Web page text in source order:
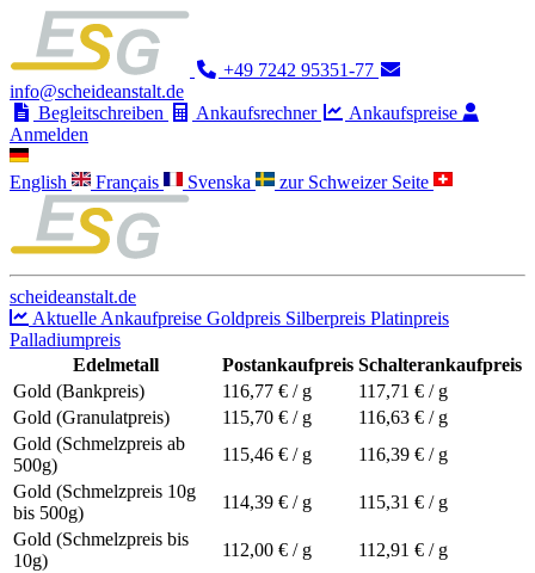
+49 7242 95351-77
info@scheideanstalt.de
Begleitschreiben
Ankaufsrechner
Ankaufspreise
Anmelden
English Français Svenska zur Schweizer Seite
scheideanstalt.de
Aktuelle Ankaufpreise Goldpreis Silberpreis Platinpreis
Palladiumpreis
Edelmetall
Postankaufpreis Schalterankaufpreis
Gold (Bankpreis)
116,77 € / g 117,71 € / g
Gold (Granulatpreis)
115,70 € / g 116,63 € / g
Gold (Schmelzpreis ab
500g)
115,46 € / g 116,39 € / g
Gold (Schmelzpreis 10g
bis 500g)
114,39 € / g 115,31 € / g
Gold (Schmelzpreis bis
10g)
112,00 € / g 112,91 € / g